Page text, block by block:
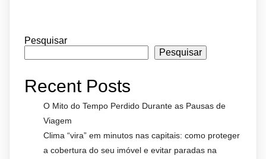
Pesquisar
Pesquisar
Recent Posts
O Mito do Tempo Perdido Durante as Pausas de
Viagem
Clima “vira” em minutos nas capitais: como proteger
a cobertura do seu imóvel e evitar paradas na